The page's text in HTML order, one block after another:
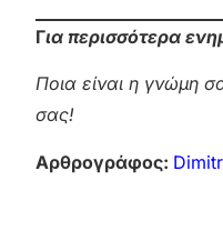
Για περισσότερα
Ποια είναι η γνώμη
σας!
Αρθρογράφος: